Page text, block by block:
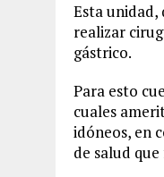
Esta unidad,
realizar
gástrico.
Para esto
cuales
idóneos, en
de salud